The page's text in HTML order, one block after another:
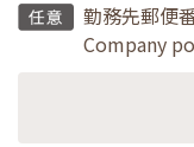
勤務先郵便
Company